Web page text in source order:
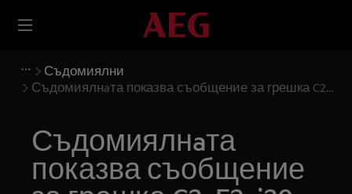
Съдомиялни
Съдомиялнaта показва съобщение за грешка C2,
Съдомиялнaта
показва съобщение